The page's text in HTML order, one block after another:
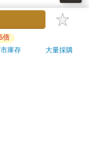
獲電話要求您前往
騙上當！
倍
庫存 大量採購